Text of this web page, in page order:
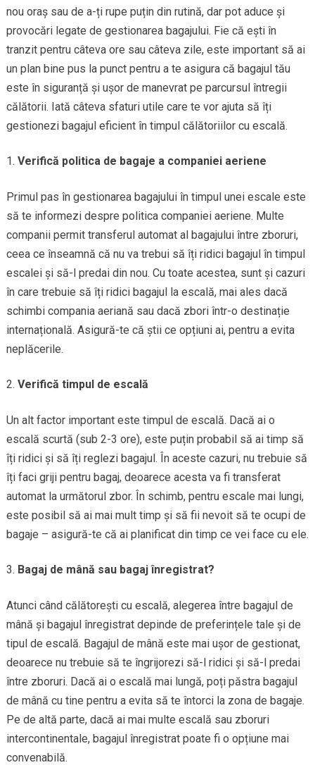
nou oraș sau de a-ți rupe puțin din rutină, dar pot aduce și
provocări legate de gestionarea bagajului. Fie că ești în
tranzit pentru câteva ore sau câteva zile, este important să ai
un plan bine pus la punct pentru a te asigura că bagajul tău
este în siguranță și ușor de manevrat pe parcursul întregii
călătorii. Iată câteva sfaturi utile care te vor ajuta să îți
gestionezi bagajul eficient în timpul călătoriilor cu escală.
Verifică politica de bagaje a companiei aeriene
Primul pas în gestionarea bagajului în timpul unei escale este
să te informezi despre politica companiei aeriene. Multe
companii permit transferul automat al bagajului între zboruri,
ceea ce înseamnă că nu va trebui să îți ridici bagajul în timpul
escalei și să-l predai din nou. Cu toate acestea, sunt și cazuri
în care trebuie să îți ridici bagajul la escală, mai ales dacă
schimbi compania aeriană sau dacă zbori într-o destinație
internațională. Asigură-te că știi ce opțiuni ai, pentru a evita
neplăcerile.
Verifică timpul de escală
Un alt factor important este timpul de escală. Dacă ai o
escală scurtă (sub 2-3 ore), este puțin probabil să ai timp să
îți ridici și să îți reglezi bagajul. În aceste cazuri, nu trebuie să
îți faci griji pentru bagaj, deoarece acesta va fi transferat
automat la următorul zbor. În schimb, pentru escale mai lungi,
este posibil să ai mai mult timp și să fii nevoit să te ocupi de
bagaje – asigură-te că ai planificat din timp ce vei face cu ele.
Bagaj de mână sau bagaj înregistrat?
Atunci când călătorești cu escală, alegerea între bagajul de
mână și bagajul înregistrat depinde de preferințele tale și de
tipul de escală. Bagajul de mână este mai ușor de gestionat,
deoarece nu trebuie să te îngrijorezi să-l ridici și să-l predai
între zboruri. Dacă ai o escală mai lungă, poți păstra bagajul
de mână cu tine pentru a evita să te întorci la zona de bagaje.
Pe de altă parte, dacă ai mai multe escală sau zboruri
intercontinentale, bagajul înregistrat poate fi o opțiune mai
convenabilă.